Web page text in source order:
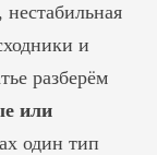
и
разберём
или
один тип